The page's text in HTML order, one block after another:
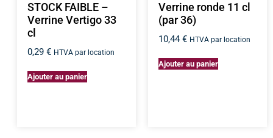
STOCK FAIBLE –
Verrine Vertigo 33
cl
0,29€ HTVA par location
Ajouter au panier
Verrine ronde 11 cl
(par 36)
10,44€ HTVA par location
Ajouter au panier